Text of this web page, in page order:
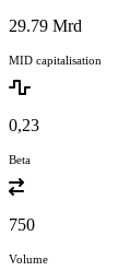
29.79 Mrd
MID capitalisation
0,23
Beta
750
Volume